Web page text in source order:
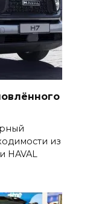
из
HAVAL